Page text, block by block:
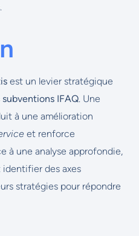
est un levier stratégique
subventions IFAQ. Une
à une amélioration
et renforce
à une analyse approfondie,
des axes
stratégies pour répondre